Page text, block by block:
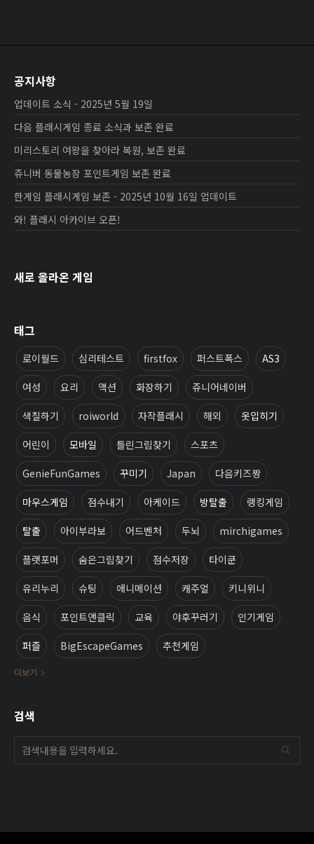
공지사항
업데이트 소식 - 2025년 5월 19일
다음 플래시게임 종료 소식과 보존 완료
미리스토리 여왕을 찾아라 복원, 보존 완료
쥬니버 동물농장 포인트게임 보존 완료
한게임 플래시게임 보존 - 2025년 10월 16일 업데이트
와! 플래시 아카이브 오픈!
새로 올라온 게임
태그
로이월드 심리테스트 firstfox 퍼스트폭스 AS3
여성 요리 액션 화장하기 쥬니어네이버
색칠하기 roiworld 자작플래시 해외 옷입히기
어린이 모바일 틀린그림찾기 스포츠
GenieFunGames 꾸미기 Japan 다음키즈짱
마우스게임 점수내기 아케이드 방탈출 랭킹게임
탈출 아이부라보 어드벤처 두뇌 mirchigames
플랫포머 숨은그림찾기 점수저장 타이쿤
유리누리 슈팅 애니메이션 캐주얼 키니위니
음식 포인트앤클릭 교육 야후꾸러기 인기게임
퍼즐 BigEscapeGames 추천게임
더보기
검색